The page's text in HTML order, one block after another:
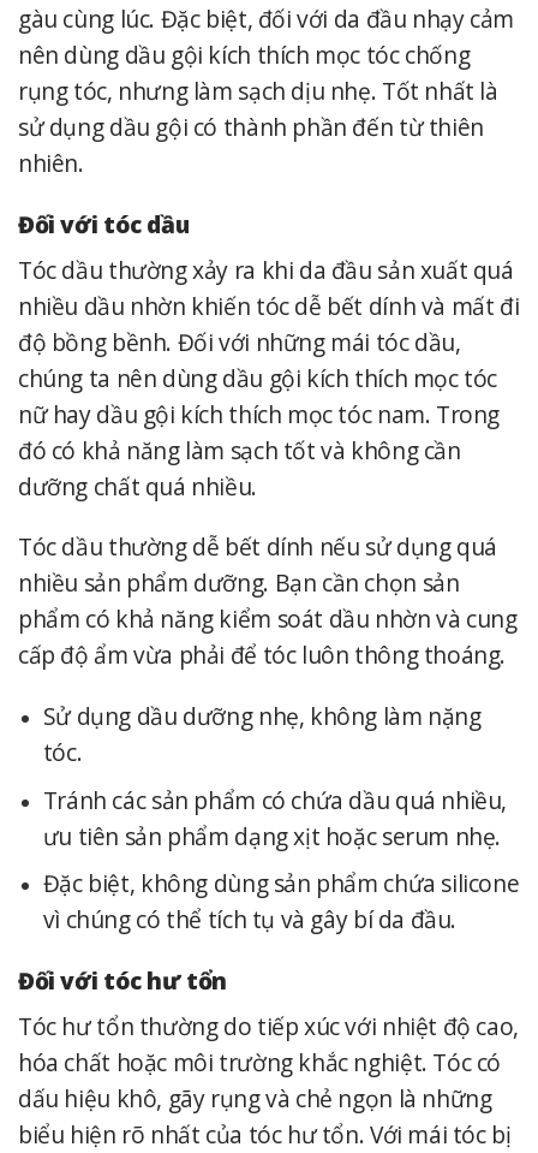
gàu cùng lúc. Đặc biệt, đối với da đầu nhạy cảm
nên dùng dầu gội kích thích mọc tóc chống
rụng tóc, nhưng làm sạch dịu nhẹ. Tốt nhất là
sử dụng dầu gội có thành phần đến từ thiên
nhiên.
Đối với tóc dầu
Tóc dầu thường xảy ra khi da đầu sản xuất quá
nhiều dầu nhờn khiến tóc dễ bết dính và mất đi
độ bồng bềnh. Đối với những mái tóc dầu,
chúng ta nên dùng dầu gội kích thích mọc tóc
nữ hay dầu gội kích thích mọc tóc nam. Trong
đó có khả năng làm sạch tốt và không cần
dưỡng chất quá nhiều.
Tóc dầu thường dễ bết dính nếu sử dụng quá
nhiều sản phẩm dưỡng. Bạn cần chọn sản
phẩm có khả năng kiểm soát dầu nhờn và cung
cấp độ ẩm vừa phải để tóc luôn thông thoáng.
Sử dụng dầu dưỡng nhẹ, không làm nặng
tóc.
Tránh các sản phẩm có chứa dầu quá nhiều,
ưu tiên sản phẩm dạng xịt hoặc serum nhẹ.
Đặc biệt, không dùng sản phẩm chứa silicone
vì chúng có thể tích tụ và gây bí da đầu.
Đối với tóc hư tổn
Tóc hư tổn thường do tiếp xúc với nhiệt độ cao,
hóa chất hoặc môi trường khắc nghiệt. Tóc có
dấu hiệu khô, gãy rụng và chẻ ngọn là những
biểu hiện rõ nhất của tóc hư tổn.Với mái tóc bị